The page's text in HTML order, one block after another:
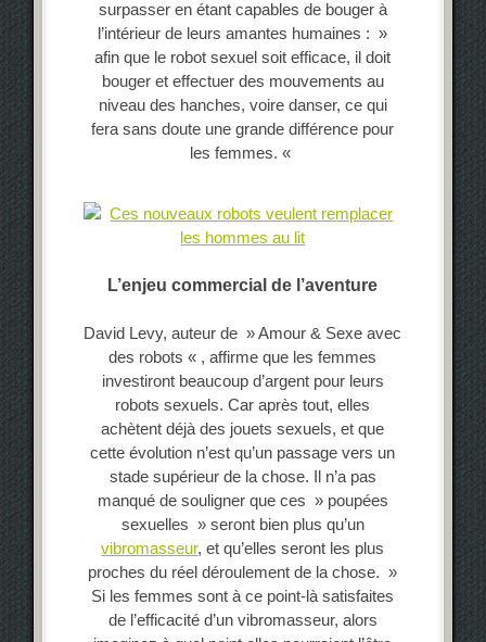
surpasser en étant capables de bouger à
l’intérieur de leurs amantes humaines : »
afin que le robot sexuel soit efficace, il doit
bouger et effectuer des mouvements au
niveau des hanches, voire danser, ce qui
fera sans doute une grande différence pour
les femmes. «
L’enjeu commercial de l’aventure
David Levy, auteur de » Amour & Sexe avec
des robots « , affirme que les femmes
investiront beaucoup d’argent pour leurs
robots sexuels. Car après tout, elles
achètent déjà des jouets sexuels, et que
cette évolution n’est qu’un passage vers un
stade supérieur de la chose. Il n’a pas
manqué de souligner que ces » poupées
sexuelles » seront bien plus qu’un
vibromasseur, et qu’elles seront les plus
proches du réel déroulement de la chose. »
Si les femmes sont à ce point-là satisfaites
de l’efficacité d’un vibromasseur, alors